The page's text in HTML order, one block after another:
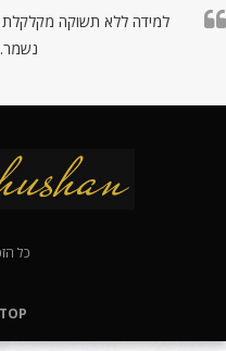
למידה ללא תשוקה מקלקלת
נשמר.
כל